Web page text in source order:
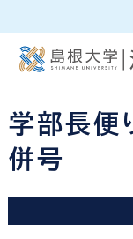
学部長
併号